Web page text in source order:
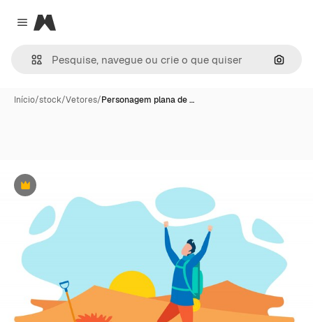
Close menu
Magnific
Início/stock/Vetores/Personagem plana de …
Premium